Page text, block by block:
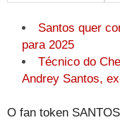
Santos quer
para 2025
Técnico do
Andrey Santos,
O fan token